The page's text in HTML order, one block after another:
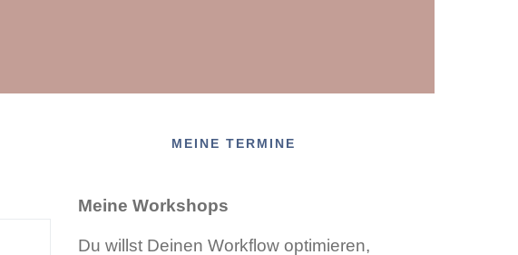
MEINE TERMINE
Meine Workshops
Du willst Deinen Workflow optimieren,